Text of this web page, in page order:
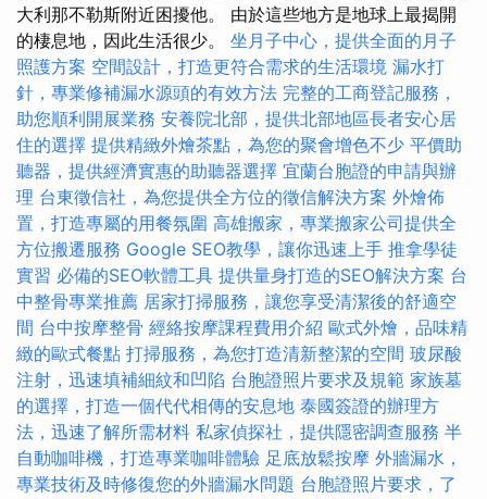
大利那不勒斯附近困擾他。 由於這些地方是地球上最揭開
的棲息地，因此生活很少。 坐月子中心，提供全面的月子
照護方案 空間設計，打造更符合需求的生活環境 漏水打
針，專業修補漏水源頭的有效方法 完整的工商登記服務，
助您順利開展業務 安養院北部，提供北部地區長者安心居
住的選擇 提供精緻外燴茶點，為您的聚會增色不少 平價助
聽器，提供經濟實惠的助聽器選擇 宜蘭台胞證的申請與辦
理 台東徵信社，為您提供全方位的徵信解決方案 外燴佈
置，打造專屬的用餐氛圍 高雄搬家，專業搬家公司提供全
方位搬遷服務 Google SEO教學，讓你迅速上手 推拿學徒
實習 必備的SEO軟體工具 提供量身打造的SEO解決方案 台
中整骨專業推薦 居家打掃服務，讓您享受清潔後的舒適空
間 台中按摩整骨 經絡按摩課程費用介紹 歐式外燴，品味精
緻的歐式餐點 打掃服務，為您打造清新整潔的空間 玻尿酸
注射，迅速填補細紋和凹陷 台胞證照片要求及規範 家族墓
的選擇，打造一個代代相傳的安息地 泰國簽證的辦理方
法，迅速了解所需材料 私家偵探社，提供隱密調查服務 半
自動咖啡機，打造專業咖啡體驗 足底放鬆按摩 外牆漏水，
專業技術及時修復您的外牆漏水問題 台胞證照片要求，了